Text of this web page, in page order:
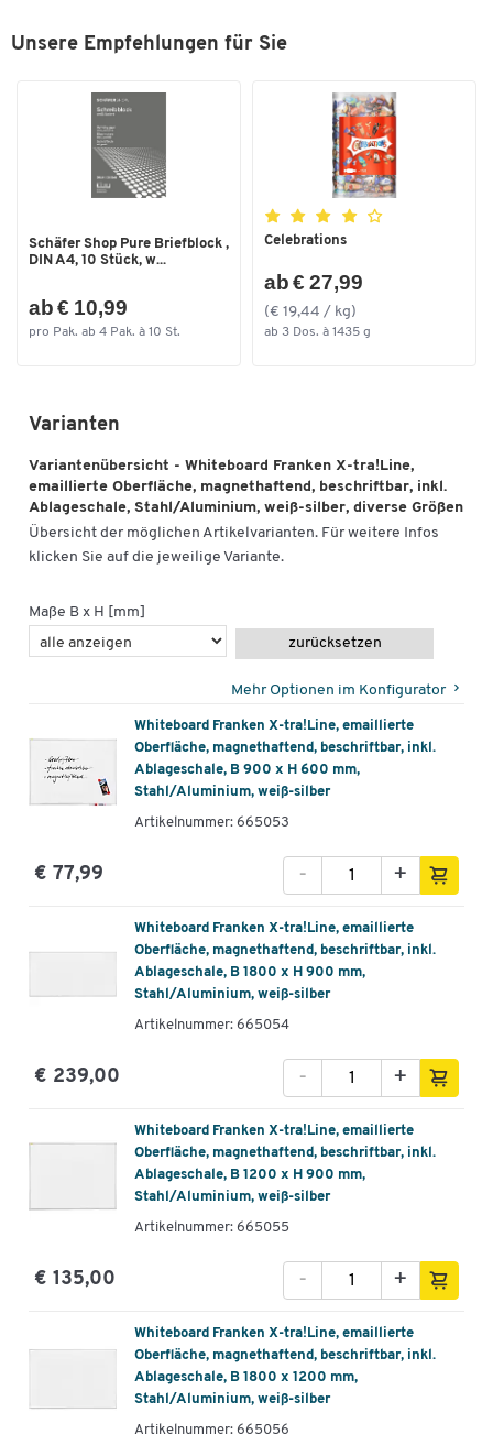
Geeignet für die verdeckte Montage im Hoch- oder
Querformat
Silbereloxierter Aluminiumrahmen
Inkl. Ablageschale und Montagematerial
Wahlweise in verschiedenen Größen erhältlich
Weitere Details:
Material Oberfläche: Stahl, emailliert
Material Rahmen: Aluminium, eloxiert
Farbe Rahmen: silber-eloxiert
Garantie: 25 Jahre auf die Oberfläche
Material Emaille
Trocken abwischbar
Farben
Farbe
Farbe Rahmen silber
Breite [mm]
Höhe [mm] 600
Tafelgröße [mm] 900 x 600
Unsere Empfehlungen für Sie
Schäfer Shop Pure Briefblock ,
DIN A4, 10 Stück, w...
ab € 10,99
pro Pak. ab 4 Pak. à 10 St.
Celebrations
ab € 27,99
(€ 19,44 / kg)
ab 3 Dos. à 1435 g
Varianten
Variantenübersicht - Whiteboard Franken X-tra!Line,
emaillierte Oberfläche, magnethaftend, beschriftbar, inkl.
Ablageschale, Stahl/Aluminium, weiß-silber, diverse Größen
Übersicht der möglichen Artikelvarianten. Für weitere Infos
klicken Sie auf die jeweilige Variante.
Maße B x H [mm]
zurücksetzen
Mehr Optionen im Konfigurator
Whiteboard Franken X-tra!Line, emaillierte
Oberfläche, magnethaftend, beschriftbar, inkl.
Ablageschale, B 900 x H 600 mm,
Stahl/Aluminium, weiß-silber
Artikelnummer: 665053
€ 77,99 +
-
Whiteboard Franken X-tra!Line, emaillierte
Oberfläche, magnethaftend, beschriftbar, inkl.
Ablageschale, B 1800 x H 900 mm,
Stahl/Aluminium, weiß-silber
Artikelnummer: 665054
€ 239,00 +
-
Whiteboard Franken X-tra!Line, emaillierte
Oberfläche, magnethaftend, beschriftbar, inkl.
Ablageschale, B 1200 x H 900 mm,
Stahl/Aluminium, weiß-silber
Artikelnummer: 665055
€ 135,00 +
-
Whiteboard Franken X-tra!Line, emaillierte
Oberfläche, magnethaftend, beschriftbar, inkl.
Ablageschale, B 1800 x 1200 mm,
Stahl/Aluminium, weiß-silber
Artikelnummer: 665056